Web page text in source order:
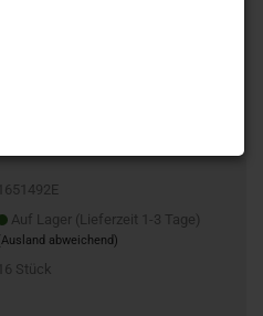
1651492E
Auf Lager (Lieferzeit 1-3 Tage)
abweichend)
16 Stück